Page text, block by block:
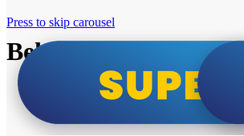
Beko i Tesla super cene
Press to skip carousel